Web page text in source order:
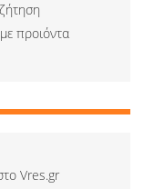
προιόντα
Vres.gr